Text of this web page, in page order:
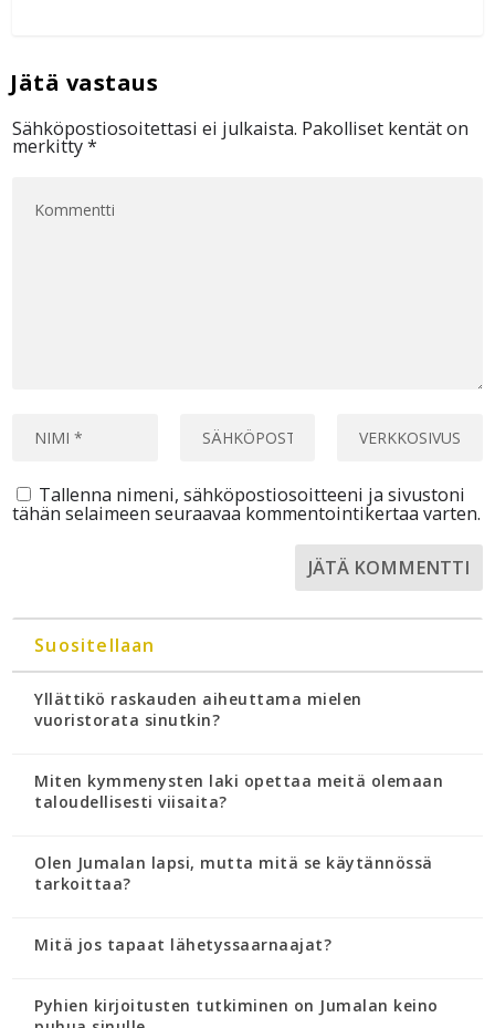
Sähköpostiosoitettasi ei julkaista. Pakolliset kentät on
merkitty*
Tallenna nimeni, sähköpostiosoitteeni ja sivustoni
tähän selaimeen seuraavaa kommentointikertaa varten.
Suositellaan
Yllättikö raskauden aiheuttama mielen
vuoristorata sinutkin?
Miten kymmenysten laki opettaa meitä olemaan
taloudellisesti viisaita?
Olen Jumalan lapsi, mutta mitä se käytännössä
tarkoittaa?
Mitä jos tapaat lähetyssaarnaajat?
Pyhien kirjoitusten tutkiminen on Jumalan keino